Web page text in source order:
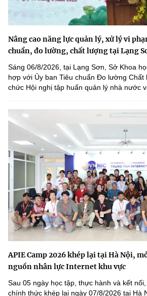
Nâng cao năng lực quản lý, xử lý vi
chuẩn, đo lường, chất lượng tại Lạng
Sáng 06/8/2026, tại Lạng Sơn, Sở Khoa
hợp với Ủy ban Tiêu chuẩn Đo lường Chất
chức Hội nghị tập huấn quản lý nhà nước
APIE Camp 2026 khép lại tại Hà Nội,
nguồn nhân lực Internet khu vực
Sau 05 ngày học tập, thực hành và kết
chính thức khép lại ngày 07/8/2026 tại Hà